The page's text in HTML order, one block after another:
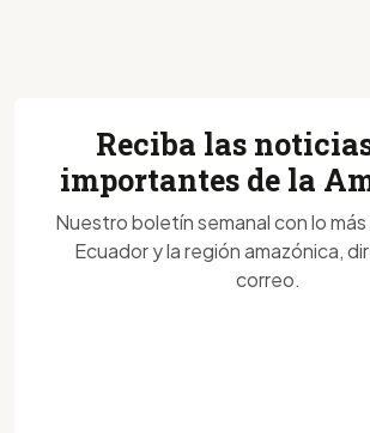
Reciba las
importantes de la
Nuestro boletín semanal con lo
Ecuador y la región amazónica,
correo.